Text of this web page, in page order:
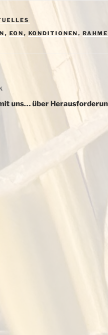
, EON , KONDITIONEN ,
uns… über